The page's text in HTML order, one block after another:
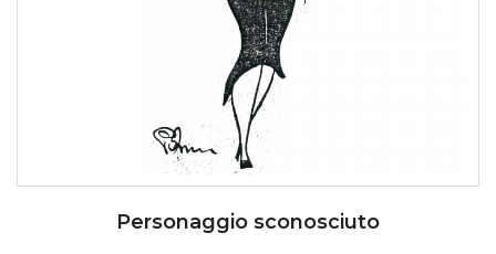
Personaggio sconosciuto